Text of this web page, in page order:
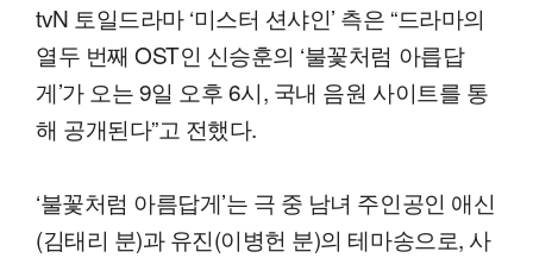
tvN 토일드라마 ‘미스터 션샤인’ 측은 “드라마의
열두 번째 OST인 신승훈의 ‘불꽃처럼 아릅답
게’가 오는 9일 오후 6시, 국내 음원 사이트를 통
해 공개된다”고 전했다.
‘불꽃처럼 아름답게’는 극 중 남녀 주인공인 애신
(김태리 분)과 유진(이병헌 분)의 테마송으로, 사